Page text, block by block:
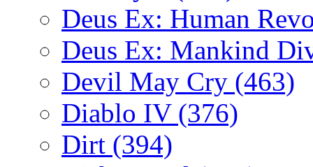
Deus Ex: Human
Deus Ex: Mankind
Devil May Cry (463)
Diablo IV (376)
Dirt (394)